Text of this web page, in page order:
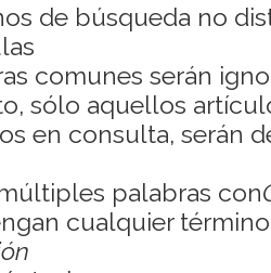
de búsqueda no
comunes serán
sólo aquellos
en consulta, serán
palabras con
cualquier